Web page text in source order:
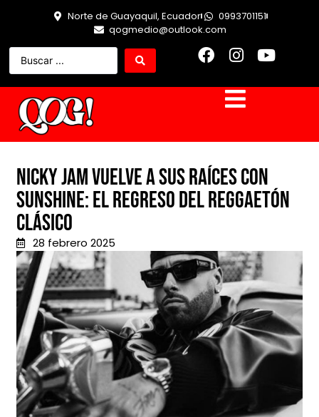
Norte de Guayaquil, Ecuador
0993701151
qogmedio@outlook.com
Nicky Jam vuelve a sus raíces con
Sunshine: el regreso del reggaetón
clásico
28 febrero 2025